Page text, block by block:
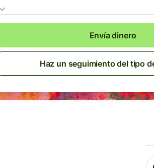
Envía dinero
Haz un seguimiento del tipo